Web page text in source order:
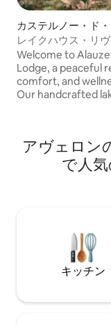
カステルノー・ド
ユのコテージ
レイクハウス・リ
Nature Lodge & Spa
Welcome to
Lodge, a peaceful
comfort, and
Our handcrafted
soak beneath the
wood-fired hot
nature.
アヴェロン
で人
キッチン